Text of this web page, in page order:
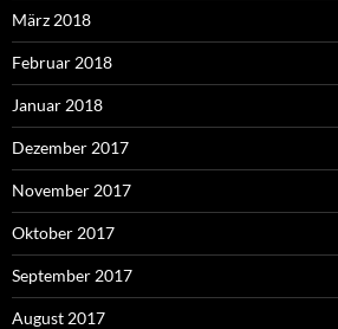
März 2018
Februar 2018
Januar 2018
Dezember 2017
November 2017
Oktober 2017
September 2017
August 2017